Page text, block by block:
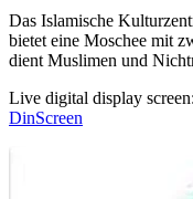
Das Islamische
bietet eine Moschee mit
dient Muslimen und
Live digital display screen:
DinScreen